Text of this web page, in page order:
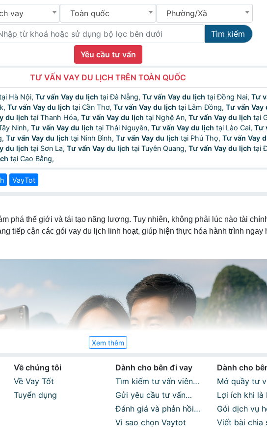
vay Toàn quốc Phường/Xã
Tìm kiếm
Yêu cầu tư vấn
TƯ VẤN VAY DU LỊCH TRÊN TOÀN QUỐC
Hà Nội, Tư vấn Vay du lịch tại Đà Nẵng, Tư vấn Vay du lịch tại Đồng Nai, Tư
Tư vấn Vay du lịch tại Cần Thơ, Tư vấn Vay du lịch tại Lâm Đồng, Tư vấn Vay
du lịch tại Thanh Hóa, Tư vấn Vay du lịch tại Nghệ An, Tư vấn Vay du lịch tại
Ninh, Tư vấn Vay du lịch tại Thái Nguyên, Tư vấn Vay du lịch tại Lào Cai, Tư
Tư vấn Vay du lịch tại Ninh Bình, Tư vấn Vay du lịch tại Phú Thọ, Tư vấn Vay
du lịch tại Sơn La, Tư vấn Vay du lịch tại Tuyên Quang, Tư vấn Vay du lịch tại
tại Cao Bằng,
VayTot
phá thế giới và tái tạo năng lượng. Tuy nhiên, không phải lúc nào tài
tiếp cận các gói vay du lịch linh hoạt, giúp hiện thực hóa hành trình ngay
Xem thêm
Về chúng tôi
Về Vay Tốt
Tuyển dụng
Dành cho bên đi vay
Tìm kiếm tư vấn viên
phù hợp
Gửi yêu cầu tư vấn
miễn phí
Đánh giá và phản hồi
sau khi sử dụng dịch
Vì sao chọn Vaytot
Dành cho
Mở quầy tư
Lợi ích khi là
Vaytot
Gói dịch vụ
Viết bài chia